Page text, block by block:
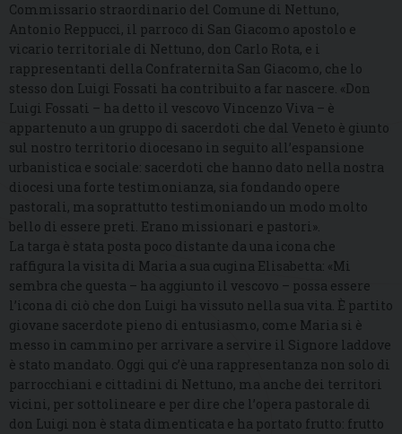
Commissario straordinario del Comune di Nettuno,
Antonio Reppucci, il parroco di San Giacomo apostolo e
vicario territoriale di Nettuno, don Carlo Rota, e i
rappresentanti della Confraternita San Giacomo, che lo
stesso don Luigi Fossati ha contribuito a far nascere. «Don
Luigi Fossati – ha detto il vescovo Vincenzo Viva – è
appartenuto a un gruppo di sacerdoti che dal Veneto è giunto
sul nostro territorio diocesano in seguito all’espansione
urbanistica e sociale: sacerdoti che hanno dato nella nostra
diocesi una forte testimonianza, sia fondando opere
pastorali, ma soprattutto testimoniando un modo molto
bello di essere preti. Erano missionari e pastori».
La targa è stata posta poco distante da una icona che
raffigura la visita di Maria a sua cugina Elisabetta: «Mi
sembra che questa – ha aggiunto il vescovo – possa essere
l’icona di ciò che don Luigi ha vissuto nella sua vita. È partito
giovane sacerdote pieno di entusiasmo, come Maria si è
messo in cammino per arrivare a servire il Signore laddove
è stato mandato. Oggi qui c’è una rappresentanza non solo di
parrocchiani e cittadini di Nettuno, ma anche dei territori
vicini, per sottolineare e per dire che l’opera pastorale di
don Luigi non è stata dimenticata e ha portato frutto: frutto